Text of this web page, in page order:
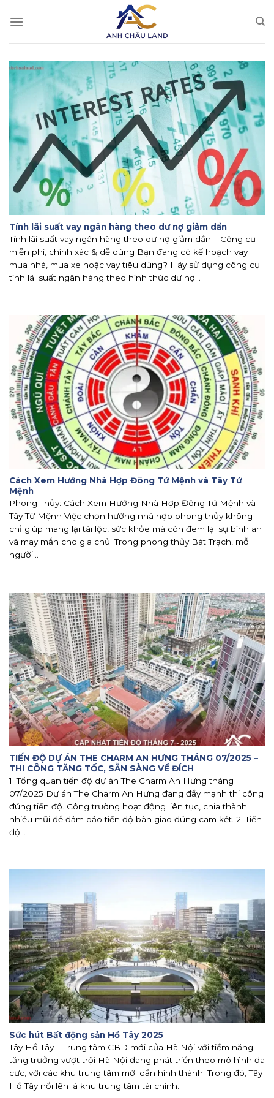
Tính lãi suất vay ngân hàng theo dư nợ giảm dần
Tính lãi suất vay ngân hàng theo dư nợ giảm dần – Công cụ
miễn phí, chính xác & dễ dùng Bạn đang có kế hoạch vay
mua nhà, mua xe hoặc vay tiêu dùng? Hãy sử dụng công cụ
tính lãi suất ngân hàng theo hình thức dư nợ...
Cách Xem Hướng Nhà Hợp Đông Tứ Mệnh và Tây Tứ
Mệnh
Phong Thủy: Cách Xem Hướng Nhà Hợp Đông Tứ Mệnh và
Tây Tứ Mệnh Việc chọn hướng nhà hợp phong thủy không
chỉ giúp mang lại tài lộc, sức khỏe mà còn đem lại sự bình an
và may mắn cho gia chủ. Trong phong thủy Bát Trạch, mỗi
người...
TIẾN ĐỘ DỰ ÁN THE CHARM AN HƯNG THÁNG 07/2025 –
THI CÔNG TĂNG TỐC, SẴN SÀNG VỀ ĐÍCH
1. Tổng quan tiến độ dự án The Charm An Hưng tháng
07/2025 Dự án The Charm An Hưng đang đẩy mạnh thi công
đúng tiến độ. Công trường hoạt động liên tục, chia thành
nhiều mũi để đảm bảo tiến độ bàn giao đúng cam kết. 2. Tiến
độ...
Sức hút Bất động sản Hồ Tây 2025
Tây Hồ Tây – Trung tâm CBD mới của Hà Nội với tiềm năng
tăng trưởng vượt trội Hà Nội đang phát triển theo mô hình đa
cực, với các khu trung tâm mới dần hình thành. Trong đó, Tây
Hồ Tây nổi lên là khu trung tâm tài chính...